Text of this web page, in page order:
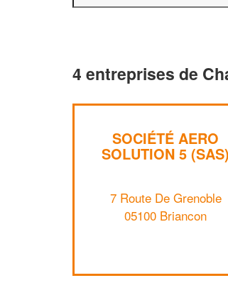
4 entreprises de
SOCIÉTÉ AERO
SOLUTION 5 (SAS)
7 Route De Grenoble
05100 Briancon